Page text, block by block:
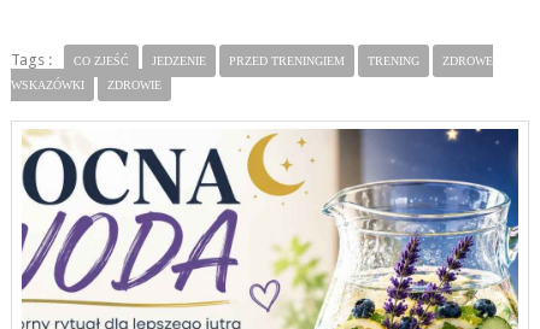
Tags : CO ZJEŚĆ JEDZENIE PRZED TRENINGIEM TRENING
ZDROWE
WSKAZÓWKI
ZDROWIE